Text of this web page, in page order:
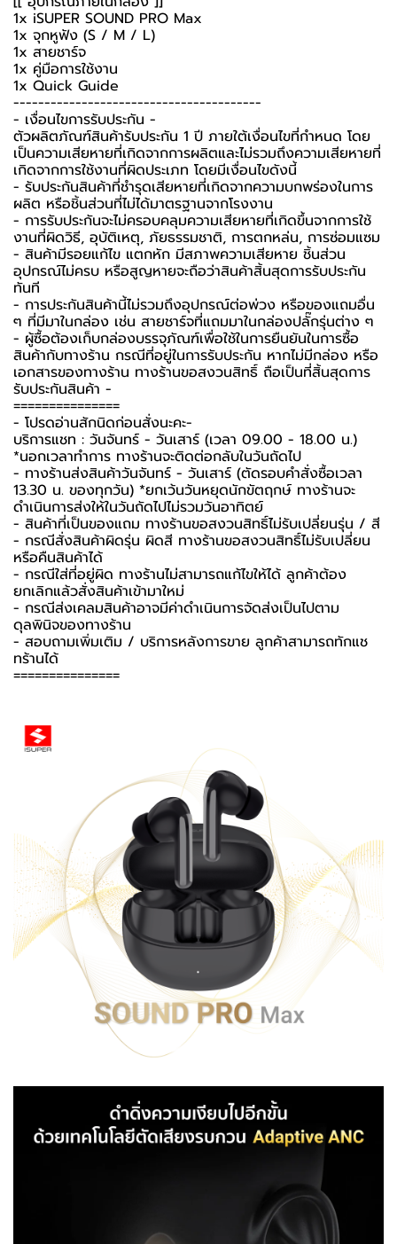
1x iSUPER SOUND PRO Max
1x จุกหูฟัง (S / M / L)
1x สายชาร์จ
1x คู่มือการใช้งาน
1x Quick Guide
----------------------------------------
-️ เงื่อนไขการรับประกัน -️
ตัวผลิตภัณฑ์สินค้ารับประกัน 1 ปี ภายใต้เงื่อนไขที่กำหนด โดย
เป็นความเสียหายที่เกิดจากการผลิตและไม่รวมถึงความเสียหายที่
เกิดจากการใช้งานที่ผิดประเภท โดยมีเงื่อนไขดังนี้
- รับประกันสินค้าที่ชำรุดเสียหายที่เกิดจากความบกพร่องในการ
ผลิต หรือชิ้นส่วนที่ไม่ได้มาตรฐานจากโรงงาน
- การรับประกันจะไม่ครอบคลุมความเสียหายที่เกิดขึ้นจากการใช้
งานที่ผิดวิธี, อุบัติเหตุ, ภัยธรรมชาติ, การตกหล่น, การซ่อมแซม
- สินค้ามีรอยแก้ไข แตกหัก มีสภาพความเสียหาย ชิ้นส่วน
อุปกรณ์ไม่ครบ หรือสูญหายจะถือว่าสินค้าสิ้นสุดการรับประกัน
ทันที
- การประกันสินค้านี้ไม่รวมถึงอุปกรณ์ต่อพ่วง หรือของแถมอื่น
ๆ ที่มีมาในกล่อง เช่น สายชาร์จที่แถมมาในกล่องปลั๊กรุ่นต่าง ๆ
-️ ผู้ซื้อต้องเก็บกล่องบรรจุภัณฑ์เพื่อใช้ในการยืนยันในการซื้อ
สินค้ากับทางร้าน กรณีที่อยู่ในการรับประกัน หากไม่มีกล่อง หรือ
เอกสารของทางร้าน ทางร้านขอสงวนสิทธิ์ ถือเป็นที่สิ้นสุดการ
รับประกันสินค้า -️
===============
-️ โปรดอ่านสักนิดก่อนสั่งนะคะ-️
บริการแชท : วันจันทร์ - วันเสาร์ (เวลา 09.00 - 18.00 น.)
*นอกเวลาทำการ ทางร้านจะติดต่อกลับในวันถัดไป
- ทางร้านส่งสินค้าวันจันทร์ - วันเสาร์ (ตัดรอบคำสั่งซื้อเวลา
13.30 น. ของทุกวัน) *ยกเว้นวันหยุดนักขัตฤกษ์ ทางร้านจะ
ดำเนินการส่งให้ในวันถัดไปไม่รวมวันอาทิตย์
- สินค้าที่เป็นของแถม ทางร้านขอสงวนสิทธิ์ไม่รับเปลี่ยนรุ่น / สี
- กรณีสั่งสินค้าผิดรุ่น ผิดสี ทางร้านขอสงวนสิทธิ์ไม่รับเปลี่ยน
หรือคืนสินค้าได้
- กรณีใส่ที่อยู่ผิด ทางร้านไม่สามารถแก้ไขให้ได้ ลูกค้าต้อง
ยกเลิกแล้วสั่งสินค้าเข้ามาใหม่
- กรณีส่งเคลมสินค้าอาจมีค่าดำเนินการจัดส่งเป็นไปตาม
ดุลพินิจของทางร้าน
- สอบถามเพิ่มเติม / บริการหลังการขาย ลูกค้าสามารถทักแช
ทร้านได้
===============